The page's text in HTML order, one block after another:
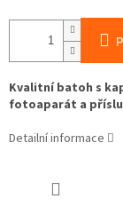
Kvalitní batoh s
fotoaparát a
Detailní informace